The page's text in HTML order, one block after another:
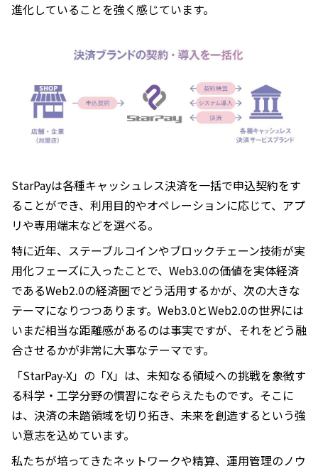
進化していることを強く感じています。
StarPayは各種キャッシュレス決済を一括で申込契約をす
ることができ、利用目的やオペレーションに応じて、アプ
リや専用端末などを選べる。
特に近年、ステーブルコインやブロックチェーン技術が実
用化フェーズに入ったことで、Web3.0の価値を実体経済
であるWeb2.0の経済圏でどう活用するかが、次の大きな
テーマになりつつあります。Web3.0とWeb2.0の世界には
いまだ相当な距離感があるのは事実ですが、それをどう融
合させるかが非常に大事なテーマです。
「StarPay-X」の「X」は、未知なる領域への挑戦を象徴す
る科学・工学分野の慣習になぞらえたものです。そこに
は、決済の未踏領域を切り拓き、未来を創造するという強
い意志を込めています。
私たちが培ってきたネットワークや精算、運用管理のノウ